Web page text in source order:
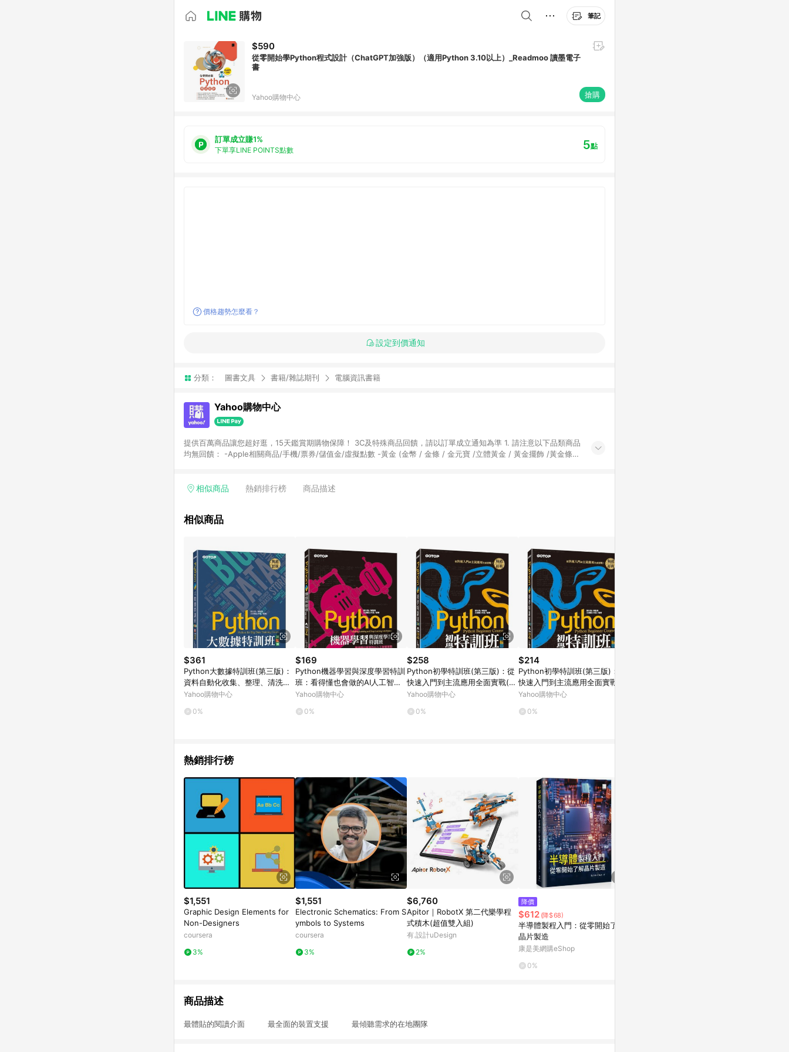
筆記
$590
從零開始學Python程式設計（ChatGPT加強版）（適用Python 3.10以上）_Readmoo 讀墨電子
書
Yahoo購物中心 搶購
訂單成立賺1%
下單享LINE POINTS點數 5點
價格趨勢怎麼看？
設定到價通知
分類： 圖書文具 書籍/雜誌期刊 電腦資訊書籍
Yahoo購物中心
提供百萬商品讓您超好逛，15天鑑賞期購物保障！ 3C及特殊商品回饋，請以訂單成立通知為準 1. 請注意以下品類商品
均無回饋： -Apple相關商品/手機/票券/儲值金/虛擬點數 -黃金 (金幣 / 金條 / 金元寶 /立體黃金 / 黃金擺飾 /黃金條
Yahoo超贈點回饋者 - 購物中心商店之商品：商品賣場中有標示「商店」及顯示商店名稱者(指定活動店家除外) 3. 訂
相似商品 熱銷排行榜 商品描述
相似商品
$361
Python大數據特訓班(第三版)：
資料自動化收集、整理、清洗、
儲存、分析與應用實戰([二手書_
Yahoo購物中心
0%
$169
Python機器學習與深度學習特訓
班：看得懂也會做的AI人工智慧
實戰(附120分鐘影音教學/[二手
Yahoo購物中心
0%
$258
Python初學特訓班(第三版)：從
快速入門到主流應用全面實戰(附
250分鐘影音教學/範例程[二手書
Yahoo購物中心
0%
$214
Python初學特訓班(第三版)：從
快速入門到主流應用全面實戰(附
250分鐘影音教學/範例程[二手書
Yahoo購物中心
0%
熱銷排行榜
$1,551
Graphic Design Elements for
Non-Designers
coursera
3%
$1,551
Electronic Schematics: From S
ymbols to Systems
coursera
3%
$6,760
Apitor｜RobotX 第二代樂學程
式積木(超值雙入組)
有.設計uDesign
2%
降價
$612 (降$68)
半導體製程入門：從零開始了解
晶片製造
康是美網購eShop
0%
商品描述
最體貼的閱讀介面 最全面的裝置支援 最傾聽需求的在地團隊